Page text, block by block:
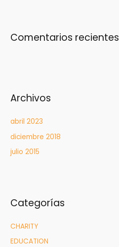
Comentarios recientes
Archivos
abril 2023
diciembre 2018
julio 2015
Categorías
CHARITY
EDUCATION